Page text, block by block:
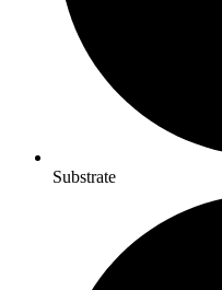
Substrate